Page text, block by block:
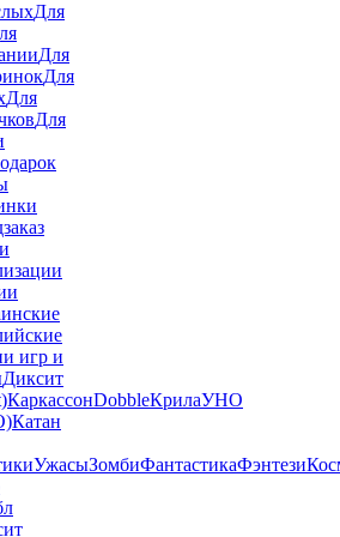
Для
Для
Для
Для
Для
игр и
Диксит
КаркассонDobbleКрилаУНО
Катан
УжасыЗомбиФантастикаФэнтези